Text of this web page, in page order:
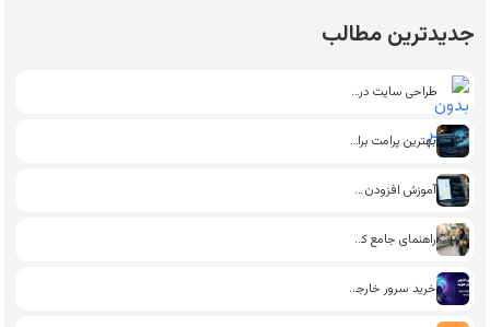
جدیدترین مطالب
طراحی سایت در اراک
بهترین پرامت برای تولید محتوای…
آموزش افزودن فونت به وردپرس…
راهنمای جامع کسب درآمد پاره…
خرید سرور خارجی بدون احراز…